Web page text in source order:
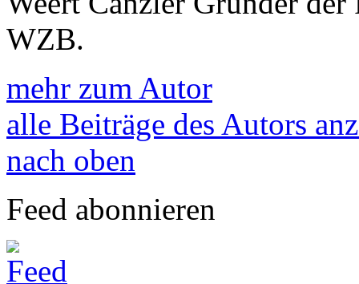
WZB.
mehr zum Autor
alle Beiträge des Autors
nach oben
Feed abonnieren